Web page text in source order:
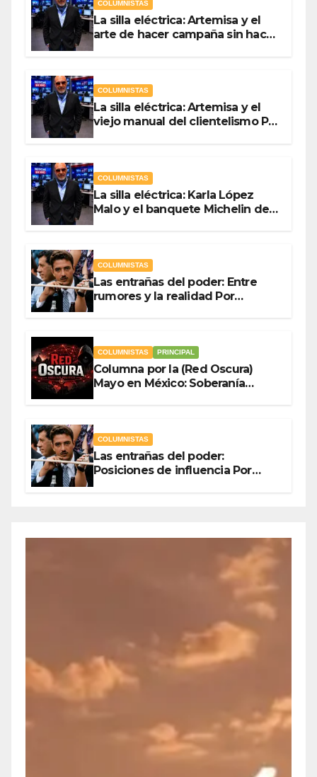
COLUMNISTAS
La silla eléctrica: Artemisa y el
arte de hacer campaña sin hacer
COLUMNISTAS
La silla eléctrica: Artemisa y el
viejo manual del clientelismo Por
COLUMNISTAS
La silla eléctrica: Karla López
Malo y el banquete Michelin del
COLUMNISTAS
Las entrañas del poder: Entre
rumores y la realidad Por
COLUMNISTAS PRINCIPAL
Columna por la (Red Oscura)
Mayo en México: Soberanía
COLUMNISTAS
Las entrañas del poder:
Posiciones de influencia Por